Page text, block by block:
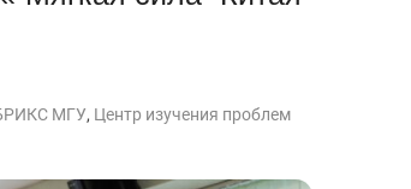
МГУ, Центр изучения проблем